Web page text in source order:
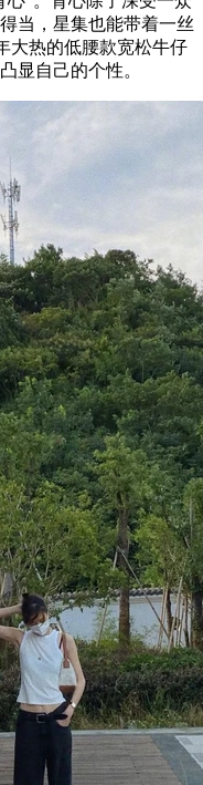
当，星集也能带着一丝
大热的低腰款宽松牛仔
显自己的个性。